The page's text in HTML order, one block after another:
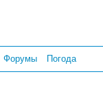
Форумы Погода